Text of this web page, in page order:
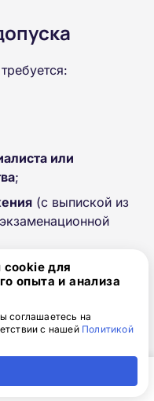
или
;
(с выпиской из
cookie для
опыта и анализа
соглашаетесь на
с нашей Политикой